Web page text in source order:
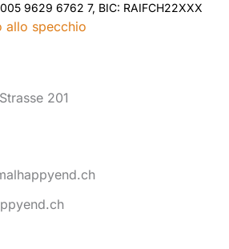
9629 6762 7, BIC: RAIFCH22XXX
allo specchio
201